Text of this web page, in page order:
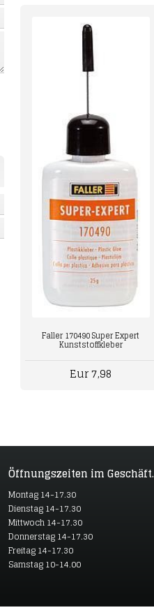
Faller 170490 Super Expert
Kunststoffkleber
Eur 7,98
Öffnungszeiten im Geschäft.
Montag 14-17.30
Dienstag 14-17.30
Mittwoch 14-17.30
Donnerstag 14-17.30
Freitag 14-17.30
Samstag 10-14.00